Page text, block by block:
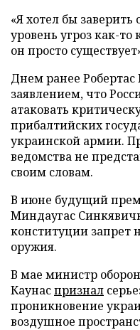
«Я хотел бы
уровень угроз как-
он просто
Днем ранее Робертас
заявлением, что
атаковать
прибалтийских
украинской армии.
ведомства не
своим словам.
В июне будущий
Миндаугас
конституции запрет
оружия.
В мае министр
Каунаспризнал
проникновение
воздушное